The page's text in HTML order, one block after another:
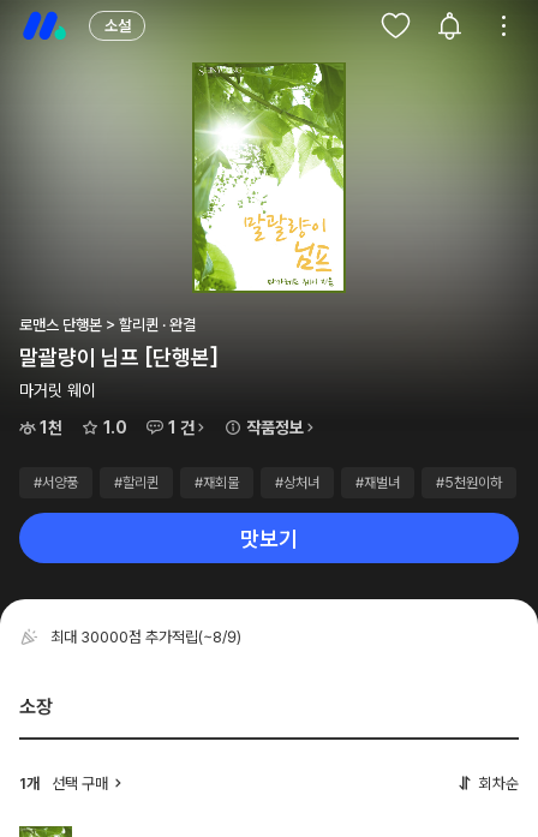
소설
로맨스 단행본 > 할리퀸 · 완결
말괄량이 님프 [단행본]
마거릿 웨이
1천
1.0 1 건 작품정보
#서양풍 #할리퀸 #재회물 #상처녀 #재벌녀 #5천원이하
맛보기
최대 30000점 추가적립(~8/9)
소장
1개 선택 구매 회차순